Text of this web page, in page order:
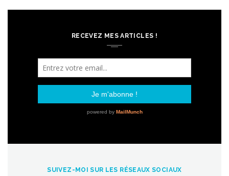
RECEVEZ MES ARTICLES !
SUIVEZ-MOI SUR LES RÉSEAUX SOCIAUX